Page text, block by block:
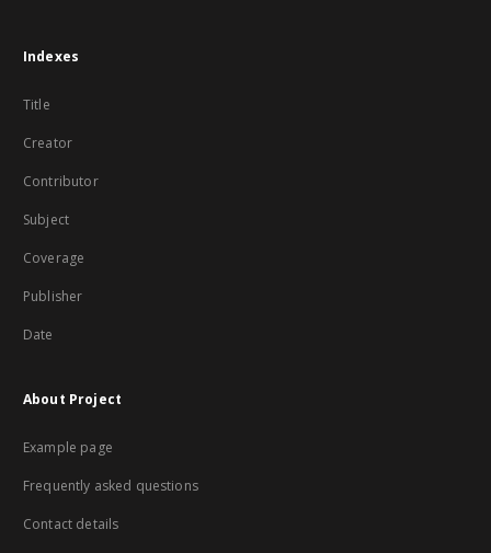
Indexes
Title
Creator
Contributor
Subject
Coverage
Publisher
Date
About Project
Example page
Frequently asked questions
Contact details